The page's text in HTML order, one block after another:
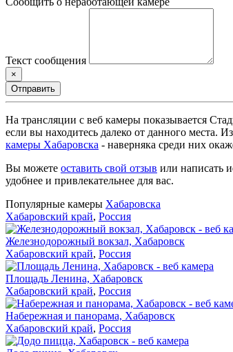
Текст сообщения
×
Отправить
На трансляции с веб камеры показывается
если вы находитесь далеко от данного места.
камеры Хабаровска - наверняка среди них
Вы можете оставить свой отзыв или написать
удобнее и привлекательнее для вас.
Популярные камеры Хабаровска
Хабаровский край, Россия
Железнодорожный вокзал, Хабаровск
Хабаровский край, Россия
Площадь Ленина, Хабаровск
Хабаровский край, Россия
Набережная и панорама, Хабаровск
Хабаровский край, Россия